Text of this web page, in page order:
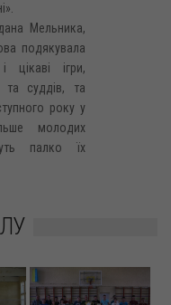
Мельника,
подякувала
цікаві ігри,
та суддів, та
року у
молодих
палко їх